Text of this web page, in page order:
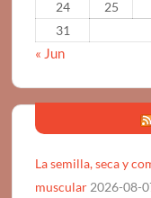
24
25
31
« Jun
La semilla, seca y
muscular 2026-08-